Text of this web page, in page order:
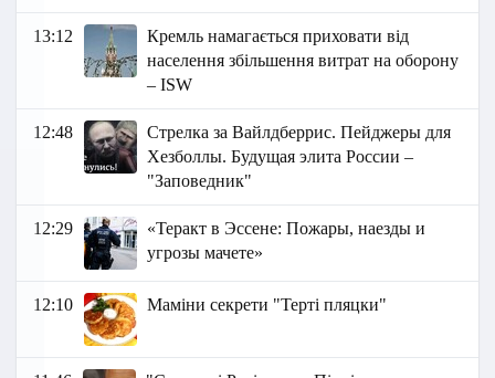
13:12
Кремль намагається приховати від
населення збільшення витрат на оборону
– ISW
12:48
Стрелка за Вайлдберрис. Пейджеры для
Хезболлы. Будущая элита России –
"Заповедник"
12:29
«Теракт в Эссене: Пожары, наезды и
угрозы мачете»
12:10 Маміни секрети "Терті пляцки"